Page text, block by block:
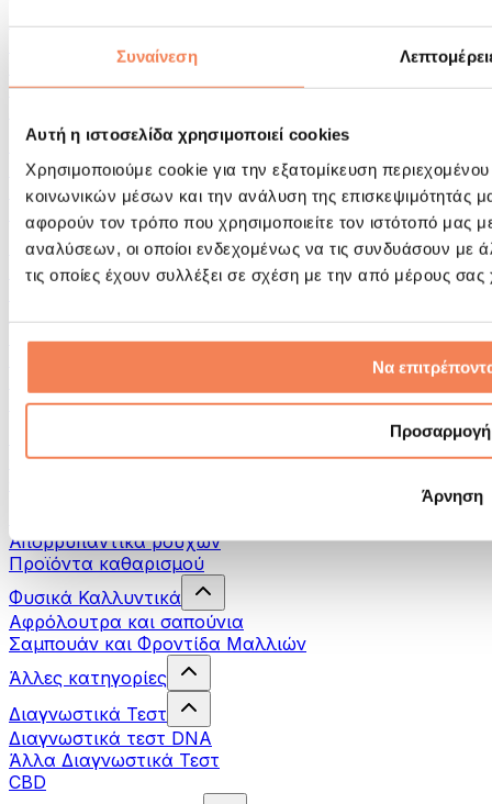
Συναίνεση
Αυτή η ιστοσελίδα χρησιμοποιεί cookies
Χρησιμοποιούμε cookie για την εξατομίκευση
κοινωνικών μέσων και την ανάλυση της επισκεψιμότητάς
αφορούν τον τρόπο που χρησιμοποιείτε τον ιστότοπό μας
αναλύσεων, οι οποίοι ενδεχομένως να τις συνδυάσουν με
τις οποίες έχουν συλλέξει σε σχέση με την από μέρους
Να
Προσαρμογή
Άρνηση
Βοηθήματα- αποκατάστασης
Πιστόλια μασάζ
Εργαλεία μασάζ
Κύλινδροι Αφρού & Εξοπλισμός Μασάζ
Τσάντες & σακίδια πλάτης
Τσάντες τροφίμων & αξεσουάρ
Σάκοι Γυμναστικής
Σακίδια πλάτης
Αξεσουάρ με βάση τη δραστηριότητα
Tρέξιμο
Γιόγκα & Πιλάτες
Πεζοπορία
Θεραπεία με Κόκκινο Φως
Απορρυπαντικά ρούχων
Προϊόντα καθαρισμού
Φυσικά Καλλυντικά
Αφρόλουτρα και σαπούνια
Σαμπουάν και Φροντίδα Μαλλιών
Άλλες κατηγορίες
Διαγνωστικά Τεστ
Διαγνωστικά τεστ DNA
Άλλα Διαγνωστικά Τεστ
CBD